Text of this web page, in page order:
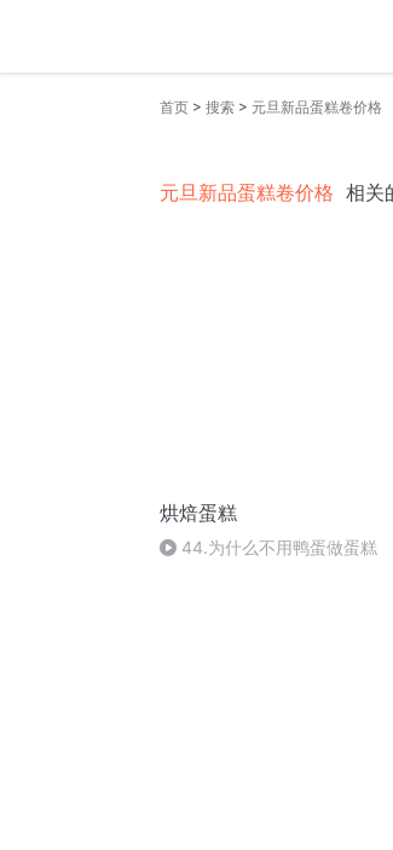
首页 > 搜索 > 元旦新品蛋糕卷价格
元旦新品蛋糕卷价格 相关
烘焙蛋糕
44.为什么不用鸭蛋做蛋糕